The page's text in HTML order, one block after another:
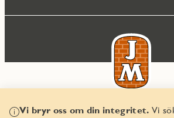
Vi bryr oss om din integritet. Vi
© JM AB 2026